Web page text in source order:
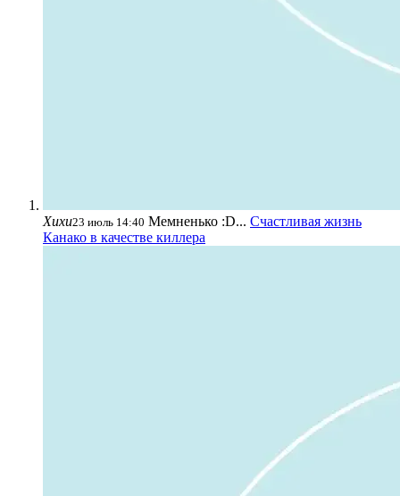
Хихи23 июль 14:40 Мемненько :D... Счастливая жизнь
Канако в качестве киллера